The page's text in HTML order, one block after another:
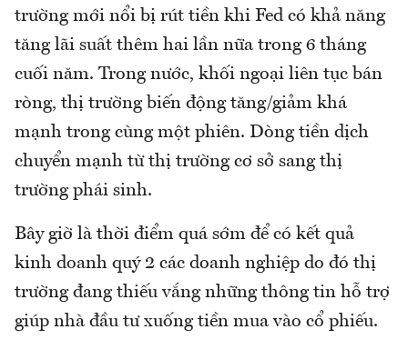
trường mới nổi bị rút tiền khi Fed có khả năng
tăng lãi suất thêm hai lần nữa trong 6 tháng
cuối năm. Trong nước, khối ngoại liên tục bán
ròng, thị trường biến động tăng/giảm khá
mạnh trong cùng một phiên. Dòng tiền dịch
chuyển mạnh từ thị trường cơ sở sang thị
trường phái sinh.
Bây giờ là thời điểm quá sớm để có kết quả
kinh doanh quý 2 các doanh nghiệp do đó thị
trường đang thiếu vắng những thông tin hỗ trợ
giúp nhà đầu tư xuống tiền mua vào cổ phiếu.